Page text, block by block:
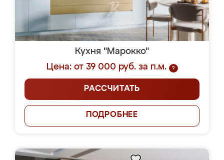
Кухня "Марокко"
Цена: от 39 000 руб. за п.м.
?
РАССЧИТАТЬ
ПОДРОБНЕЕ